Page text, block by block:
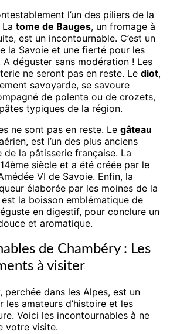
l’un des piliers de la
tome de Bauges, un fromage à
est un incontournable. C’est un
la Savoie et une fierté pour les
déguster sans modération ! Les
ne seront pas en reste. Le diot,
savoyarde, se savoure
de polenta ou de crozets,
typiques de la région.
ne sont pas en reste. Le gâteau
est l’un des plus anciens
de la pâtisserie française. La
siècle et a été créée par le
VI de Savoie. Enfin, la
élaborée par les moines de la
la boisson emblématique de
en digestif, pour conclure un
et aromatique.
de Chambéry : Les
à visiter
perchée dans les Alpes, est un
amateurs d’histoire et les
Voici les incontournables à ne
votre visite.